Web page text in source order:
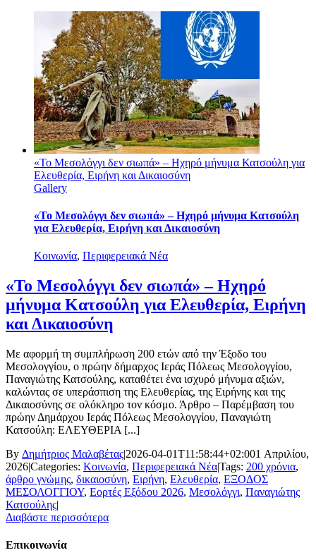
«Το Μεσολόγγι δεν σιωπά» – Ηχηρό μήνυμα Κατσούλη για
Ελευθερία, Ειρήνη και Δικαιοσύνη
Gallery
«Το Μεσολόγγι δεν σιωπά» – Ηχηρό μήνυμα Κατσούλη
για Ελευθερία, Ειρήνη και Δικαιοσύνη
Κοινωνία, Περιφερειακά Νέα
«Το Μεσολόγγι δεν σιωπά» – Ηχηρό
μήνυμα Κατσούλη για Ελευθερία, Ειρήνη
και Δικαιοσύνη
Με αφορμή τη συμπλήρωση 200 ετών από την Έξοδο του
Μεσολογγίου, ο πρώην δήμαρχος Ιεράς Πόλεως Μεσολογγίου,
Παναγιώτης Κατσούλης, καταθέτει ένα ισχυρό μήνυμα αξιών,
καλώντας σε υπεράσπιση της Ελευθερίας, της Ειρήνης και της
Δικαιοσύνης σε ολόκληρο τον κόσμο. Άρθρο – Παρέμβαση του
πρώην Δημάρχου Ιεράς Πόλεως Μεσολογγίου, Παναγιώτη
Κατσούλη: ΕΛΕΥΘΕΡΙΑ [...]
By Δημήτριος Μαλαβέτας|2026-04-01T11:58:44+02:001 Απριλίου,
2026|Categories: Κοινωνία, Περιφερειακά Νέα|Tags: 200 χρόνια,
άρθρο γνώμης, δικαιοσύνη, Ειρήνη, Ελευθερία, ΕΞΟΔΟΣ
ΜΕΣΟΛΟΓΓΙΟΥ, Εορτές Εξόδου 2026, Μεσολόγγι, Παναγιώτης
Κατσούλης|
Διαβάστε περισσότερα
Επικοινωνία